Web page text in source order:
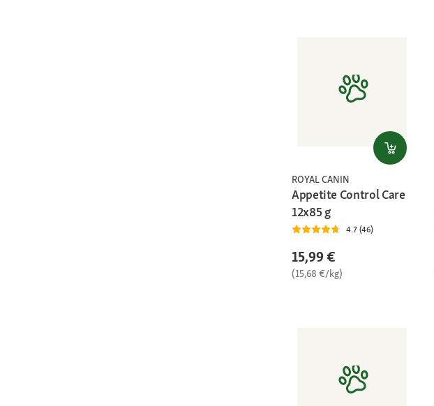
ROYAL CANIN
Appetite Control Care
12x85 g
4.7 (46)
15,99 €
(15,68 €/kg)